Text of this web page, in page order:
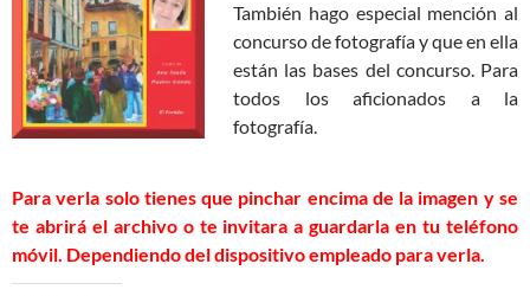
También hago especial mención al
concurso de fotografía y que en ella
están las bases del concurso. Para
todos los aficionados a la
fotografía.
Para verla solo tienes que pinchar encima de la imagen y se
te abrirá el archivo o te invitara a guardarla en tu teléfono
móvil. Dependiendo del dispositivo empleado para verla.